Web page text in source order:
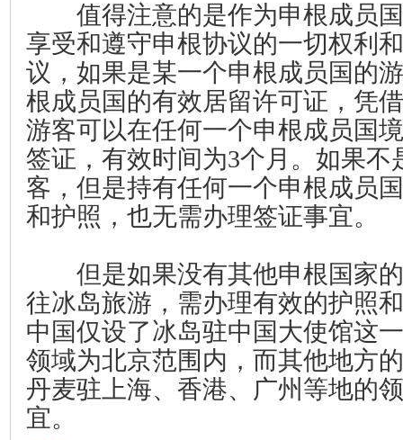
值得注意的是作为申根成员国
享受和遵守申根协议的一切权利
议，如果是某一个申根成员国的
根成员国的有效居留许可证，凭
游客可以在任何一个申根成员国
签证，有效时间为3个月。如果不
客，但是持有任何一个申根成员
和护照，也无需办理签证事宜。
但是如果没有其他申根国家的
往冰岛旅游，需办理有效的护照
中国仅设了冰岛驻中国大使馆这
领域为北京范围内，而其他地方
丹麦驻上海、香港、广州等地的
宜。